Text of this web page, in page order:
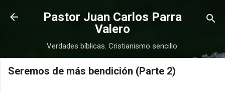
Ir al contenido principal
Pastor Juan Carlos Parra
Valero
Verdades bíblicas. Cristianismo sencillo.
Seremos de más bendición (Parte 2)